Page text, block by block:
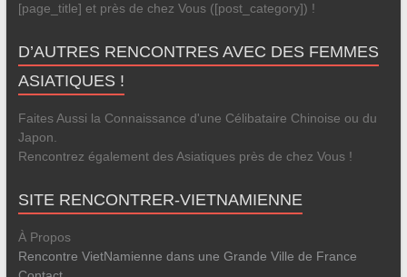
[page_title] et près de chez Vous ([post_category]) !
D’AUTRES RENCONTRES AVEC DES FEMMES
ASIATIQUES !
Faites Aussi la Connaissance d'une Célibataire Chinoise ou du
Japon.
Rencontrez également des Asiatiques près de chez Vous !
SITE RENCONTRER-VIETNAMIENNE
À Propos
Rencontre VietNamienne dans une Grande Ville de France